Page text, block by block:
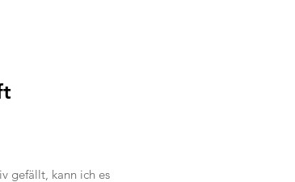
gefällt, kann ich es